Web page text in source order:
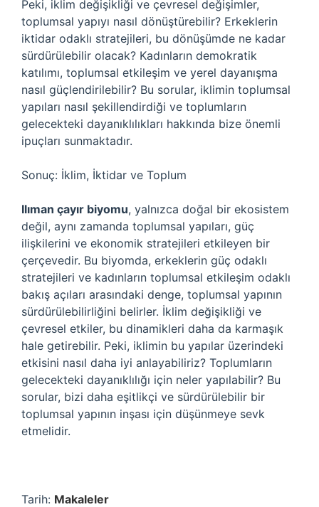
Peki, iklim değişikliği ve çevresel değişimler,
toplumsal yapıyı nasıl dönüştürebilir? Erkeklerin
iktidar odaklı stratejileri, bu dönüşümde ne kadar
sürdürülebilir olacak? Kadınların demokratik
katılımı, toplumsal etkileşim ve yerel dayanışma
nasıl güçlendirilebilir? Bu sorular, iklimin toplumsal
yapıları nasıl şekillendirdiği ve toplumların
gelecekteki dayanıklılıkları hakkında bize önemli
ipuçları sunmaktadır.
Sonuç: İklim, İktidar ve Toplum
Ilıman çayır biyomu, yalnızca doğal bir ekosistem
değil, aynı zamanda toplumsal yapıları, güç
ilişkilerini ve ekonomik stratejileri etkileyen bir
çerçevedir. Bu biyomda, erkeklerin güç odaklı
stratejileri ve kadınların toplumsal etkileşim odaklı
bakış açıları arasındaki denge, toplumsal yapının
sürdürülebilirliğini belirler. İklim değişikliği ve
çevresel etkiler, bu dinamikleri daha da karmaşık
hale getirebilir. Peki, iklimin bu yapılar üzerindeki
etkisini nasıl daha iyi anlayabiliriz? Toplumların
gelecekteki dayanıklılığı için neler yapılabilir? Bu
sorular, bizi daha eşitlikçi ve sürdürülebilir bir
toplumsal yapının inşası için düşünmeye sevk
etmelidir.
Tarih: Makaleler